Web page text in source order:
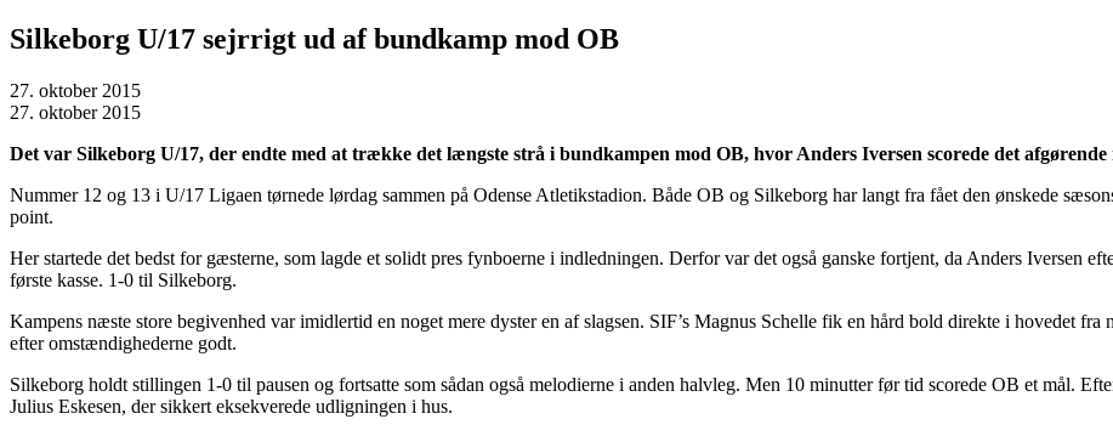
Silkeborg U/17 sejrrigt ud af bundkamp mod OB
27. oktober 2015
27. oktober 2015
Det var Silkeborg U/17, der endte med at trække det længste strå i bundkampen mod OB, hvor Anders Iversen scorede det
Nummer 12 og 13 i U/17 Ligaen tørnede lørdag sammen på Odense Atletikstadion. Både OB og Silkeborg har langt fra fået den ønskede
point.
Her startede det bedst for gæsterne, som lagde et solidt pres fynboerne i indledningen. Derfor var det også ganske fortjent, da Anders Iversen
første kasse. 1-0 til Silkeborg.
Kampens næste store begivenhed var imidlertid en noget mere dyster en af slagsen. SIF’s Magnus Schelle fik en hård bold direkte i hovedet
efter omstændighederne godt.
Silkeborg holdt stillingen 1-0 til pausen og fortsatte som sådan også melodierne i anden halvleg. Men 10 minutter før tid scorede OB et mål.
Julius Eskesen, der sikkert eksekverede udligningen i hus.